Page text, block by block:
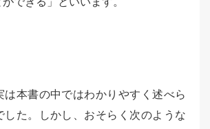
は本書の中ではわかりやすく述べら
した。しかし、おそらく次のような